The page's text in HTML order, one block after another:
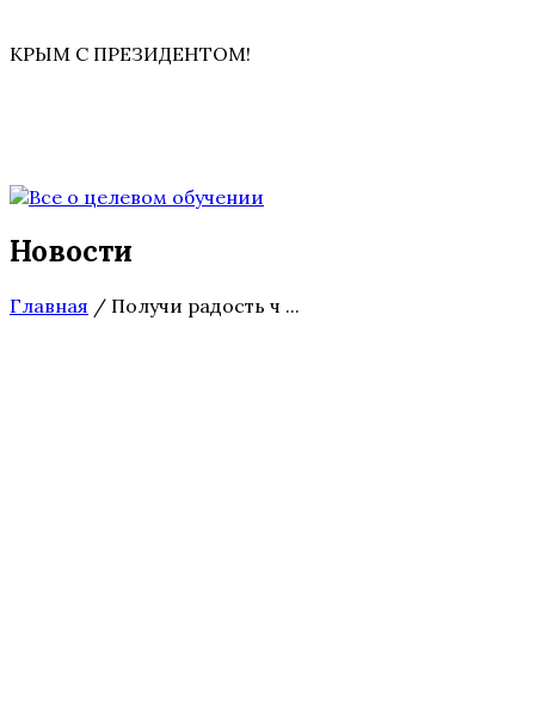
КРЫМ С ПРЕЗИДЕНТОМ!
Новости
Главная / Получи радость ч ...